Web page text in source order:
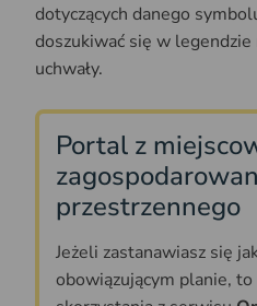
dotyczących danego
doszukiwać się w
uchwały.
Portal z
przestrzennego
Jeżeli zastanawiasz się
obowiązującym planie, to